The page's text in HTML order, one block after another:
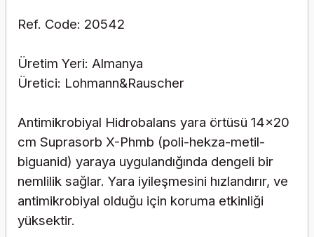
Ref. Code: 20542
Üretim Yeri: Almanya
Üretici: Lohmann&Rauscher
Antimikrobiyal Hidrobalans yara örtüsü 14x20
cm Suprasorb X-Phmb (poli-hekza-metil-
biguanid) yaraya uygulandığında dengeli bir
nemlilik sağlar. Yara iyileşmesini hızlandırır, ve
antimikrobiyal olduğu için koruma etkinliği
yüksektir.